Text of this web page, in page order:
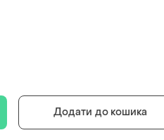
Додати до кошика